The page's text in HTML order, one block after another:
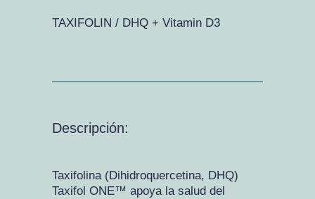
TAXIFOLIN / DHQ + Vitamin D3
Descripción:
Taxifolina (Dihidroquercetina, DHQ)
Taxifol ONE™ apoya la salud del